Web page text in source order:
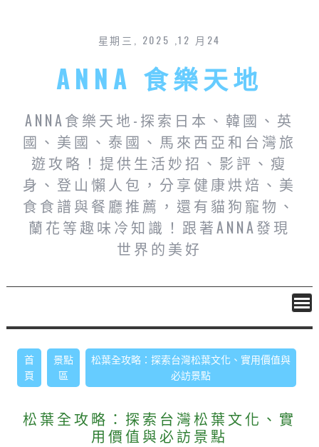
星期三, 2025 ,12 月24
ANNA 食樂天地
ANNA食樂天地-探索日本、韓國、英
國、美國、泰國、馬來西亞和台灣旅
遊攻略！提供生活妙招、影評、瘦
身、登山懶人包，分享健康烘焙、美
食食譜與餐廳推薦，還有貓狗寵物、
蘭花等趣味冷知識！跟著ANNA發現
世界的美好
首
頁
景點
區
松葉全攻略：探索台灣松葉文化、實用價值與
必訪景點
松葉全攻略：探索台灣松葉文化、實
用價值與必訪景點